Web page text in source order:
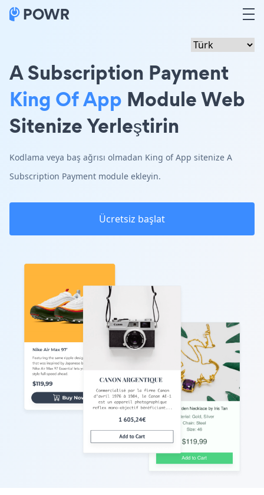
A Subscription Payment
King Of App Module Web
Sitenize Yerleştirin
Kodlama veya baş ağrısı olmadan King of App sitenize A
Subscription Payment module ekleyin.
Ücretsiz başlat